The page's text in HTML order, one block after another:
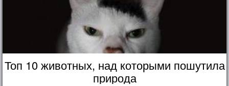
Топ 10 животных, над которыми пошутила
природа